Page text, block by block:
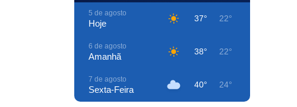
5 de agosto
Hoje 37° 22°
6 de agosto
Amanhã 38° 22°
7 de agosto
Sexta-Feira 40° 24°